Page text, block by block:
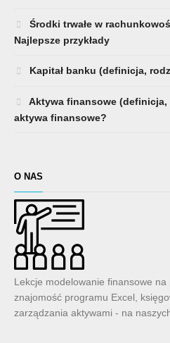
Środki trwałe w
Najlepsze przykłady
Kapitał banku (definicja,
Aktywa finansowe (definicja,
aktywa finansowe?
O NAS
Lekcje modelowanie finansowe na
znajomość programu Excel,
zarządzania aktywami - na